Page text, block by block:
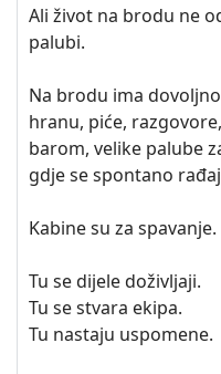
Ali život na brodu ne
palubi.
Na brodu ima
hranu, piće,
barom, velike palube
gdje se spontano
Kabine su za
Tu se dijele doživljaji.
Tu se stvara ekipa.
Tu nastaju uspomene.